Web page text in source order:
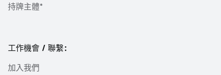
持牌主體*
工作機會 / 聯繫：
加入我們